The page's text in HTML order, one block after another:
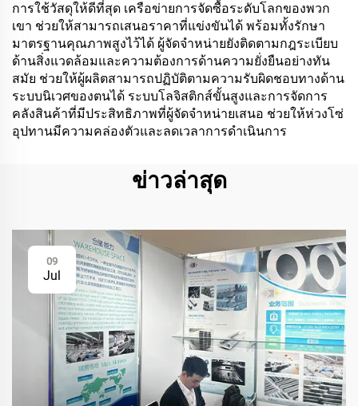
การใช้วัสดุให้ดีที่สุด เครือข่ายการจัดซื้อระดับโลกของพวก
เขา ช่วยให้สามารถเสนอราคาที่แข่งขันได้ พร้อมทั้งรักษา
มาตรฐานคุณภาพสูงไว้ได้ ผู้จัดจำหน่ายยังติดตามกฎระเบียบ
ด้านสิ่งแวดล้อมและความต้องการด้านความยั่งยืนอย่างทัน
สมัย ช่วยให้ผู้ผลิตสามารถปฏิบัติตามความรับผิดชอบทางด้าน
ระบบนิเวศของตนได้ ระบบโลจิสติกส์ขั้นสูงและการจัดการ
คลังสินค้าที่มีประสิทธิภาพที่ผู้จัดจำหน่ายเสนอ ช่วยให้ห่วงโซ่
อุปทานมีความคล่องตัวและลดเวลาการดำเนินการ
ข่าวล่าสุด
09
Jul